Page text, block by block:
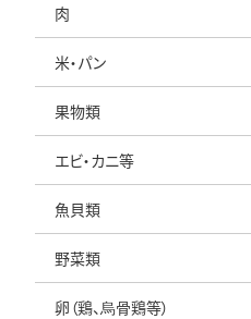
肉
米・パン
果物類
エビ・カニ等
魚貝類
野菜類
卵（鶏、烏骨鶏等）